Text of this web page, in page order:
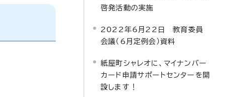
啓発活動の実施
2022年6月22日 教育委員
会議（6月定例会）資料
紙屋町シャレオに、マイナンバー
カード申請サポートセンターを開
設します！